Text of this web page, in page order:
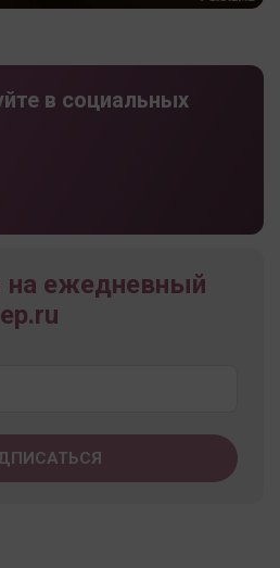
в социальных
на ежедневный